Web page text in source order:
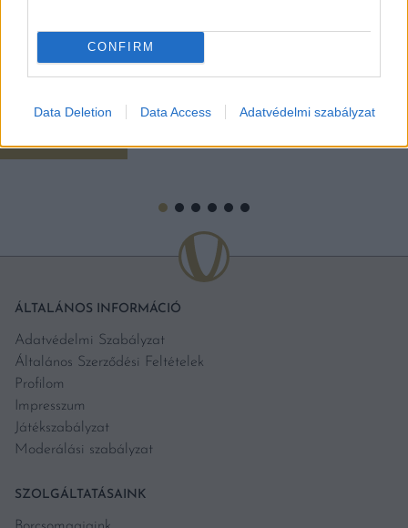
CONFIRM
Data Deletion Data Access Adatvédelmi szabályzat
ÁLTALÁNOS INFORMÁCIÓ
Adatvédelmi Szabályzat
Általános Szerződési Feltételek
Profilom
Impresszum
Játékszabályzat
Moderálási szabályzat
SZOLGÁLTATÁSAINK